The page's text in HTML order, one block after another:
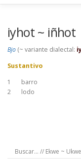
iyhot ~ iñhot
Bjo (~ variante dialectal:
Sustantivo
1
barro
2
lodo